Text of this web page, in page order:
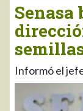
Senasa
Informó el